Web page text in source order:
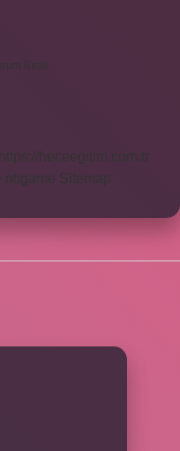
Bırak
https://heceegitim.com.tr
nttgame Sitemap